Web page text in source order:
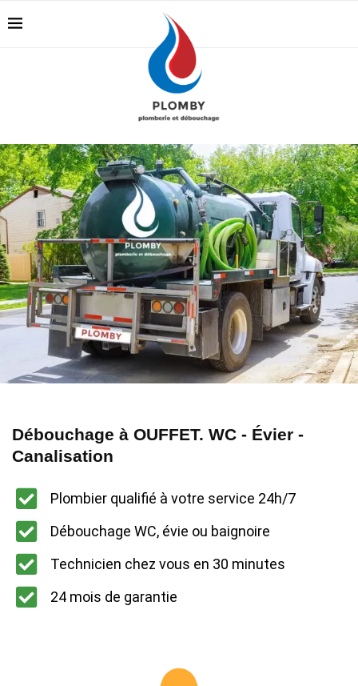
Débouchage à OUFFET. WC - Évier -
Canalisation
Plombier qualifié à votre service 24h/7
Débouchage WC, évie ou baignoire
Technicien chez vous en 30 minutes
24 mois de garantie